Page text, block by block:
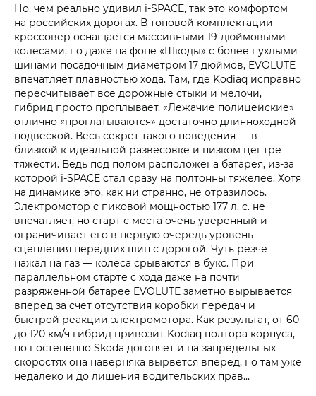
Но, чем реально удивил i‑SPACE, так это комфортом
на российских дорогах. В топовой комплектации
кроссовер оснащается массивными 19‑дюймовыми
колесами, но даже на фоне «Шкоды» с более пухлыми
шинами посадочным диаметром 17 дюймов, EVOLUTE
впечатляет плавностью хода. Там, где Kodiaq исправно
пересчитывает все дорожные стыки и мелочи,
гибрид просто проплывает. «Лежачие полицейские»
отлично «проглатываются» достаточно длинноходной
подвеской. Весь секрет такого поведения — в
близкой к идеальной развесовке и низком центре
тяжести. Ведь под полом расположена батарея, из-за
которой i‑SPACE стал сразу на полтонны тяжелее. Хотя
на динамике это, как ни странно, не отразилось.
Электромотор с пиковой мощностью 177 л. с. не
впечатляет, но старт с места очень уверенный и
ограничивает его в первую очередь уровень
сцепления передних шин с дорогой. Чуть резче
нажал на газ — колеса срываются в букс. При
параллельном старте с хода даже на почти
разряженной батарее EVOLUTE заметно вырывается
вперед за счет отсутствия коробки передач и
быстрой реакции электромотора. Как результат, от 60
до 120 км/ч гибрид привозит Kodiaq полтора корпуса,
но постепенно Skoda догоняет и на запредельных
скоростях она наверняка вырвется вперед, но там уже
недалеко и до лишения водительских прав…